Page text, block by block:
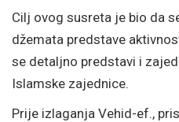
Cilj ovog susreta je bio da
džemata predstave
se detaljno predstavi i
Islamske zajednice.
Prije izlaganja Vehid-ef.,